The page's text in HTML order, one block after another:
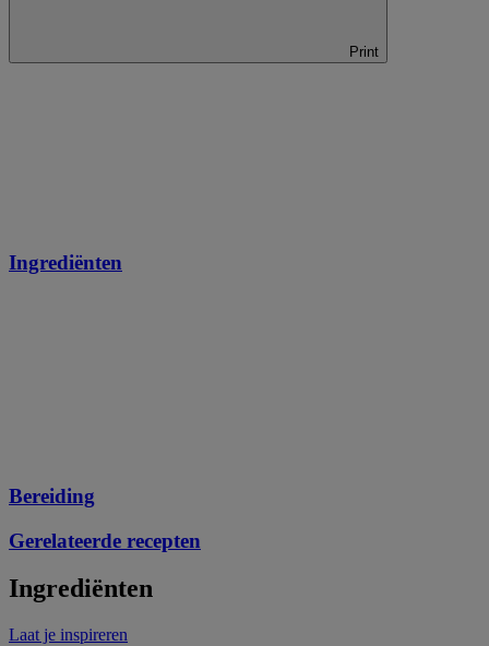
Print
Ingrediënten
Bereiding
Gerelateerde recepten
Ingrediënten
Laat je inspireren